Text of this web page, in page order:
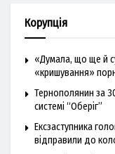
Корупція
«Думала, що ще й
«кришування»
Тернополянин за
системі “Оберіг”
Ексзаступника
відправили до